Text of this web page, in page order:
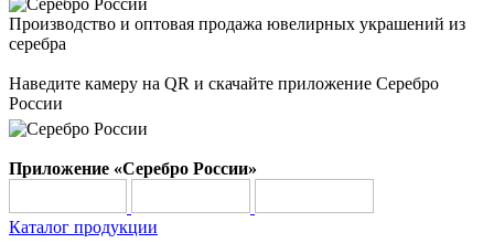
Производство и оптовая продажа ювелирных украшений из
серебра
Наведите камеру на QR и скачайте приложение Серебро
России
Приложение «Серебро России»
Каталог продукции